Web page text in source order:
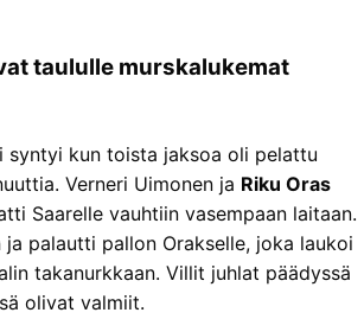
taululle murskalukemat
syntyi kun toista jaksoa oli pelattu
Verneri Uimonen ja Riku Oras
Saarelle vauhtiin vasempaan laitaan.
ja palautti pallon Orakselle, joka laukoi
takanurkkaan. Villit juhlat päädyssä
olivat valmiit.